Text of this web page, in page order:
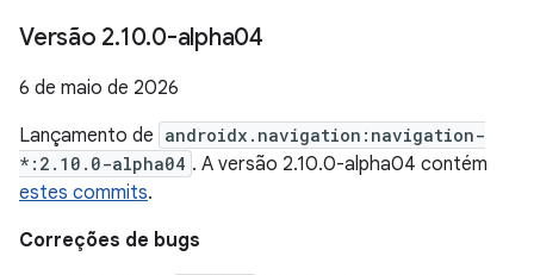
Versão 2.10.0-alpha04
6 de maio de 2026
Lançamento de androidx.navigation:navigation-
*:2.10.0-alpha04 . A versão 2.10.0-alpha04 contém
estes commits.
Correções de bugs